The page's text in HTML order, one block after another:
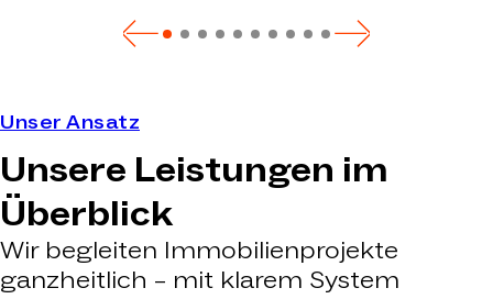
Unser Ansatz
Unsere Leistungen im
Überblick
Wir begleiten Immobilienprojekte
ganzheitlich – mit klarem System